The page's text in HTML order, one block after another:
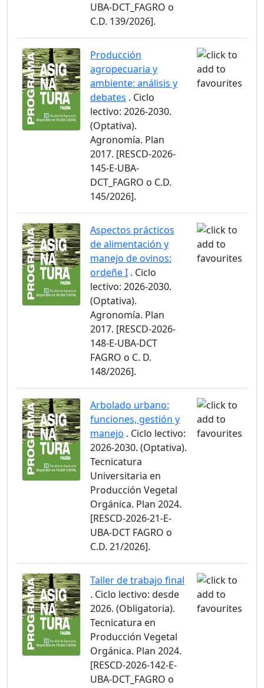
UBA-DCT_FAGRO o
C.D. 139/2026].
Producción
agropecuaria y
ambiente: análisis y
debates . Ciclo
lectivo: 2026-2030.
(Optativa).
Agronomía. Plan
2017. [RESCD-2026-
145-E-UBA-
DCT_FAGRO o C.D.
145/2026].
Aspectos prácticos
de alimentación y
manejo de ovinos:
ordeñe I . Ciclo
lectivo: 2026-2030.
(Optativa).
Agronomía. Plan
2017. [RESCD-2026-
148-E-UBA-DCT
FAGRO o C. D.
148/2026].
Arbolado urbano:
funciones, gestión y
manejo . Ciclo lectivo:
2026-2030. (Optativa).
Tecnicatura
Universitaria en
Producción Vegetal
Orgánica. Plan 2024.
[RESCD-2026-21-E-
UBA-DCT FAGRO o
C.D. 21/2026].
Taller de trabajo final
. Ciclo lectivo: desde
2026. (Obligatoria).
Tecnicatura en
Producción Vegetal
Orgánica. Plan 2024.
[RESCD-2026-142-E-
UBA-DCT_FAGRO o